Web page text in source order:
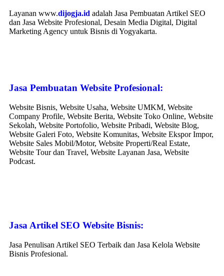
Layanan www.dijogja.id adalah Jasa Pembuatan Artikel SEO
dan Jasa Website Profesional, Desain Media Digital, Digital
Marketing Agency untuk Bisnis di Yogyakarta.
Jasa Pembuatan Website Profesional:
Website Bisnis, Website Usaha, Website UMKM, Website
Company Profile, Website Berita, Website Toko Online, Website
Sekolah, Website Portofolio, Website Pribadi, Website Blog,
Website Galeri Foto, Website Komunitas, Website Ekspor Impor,
Website Sales Mobil/Motor, Website Properti/Real Estate,
Website Tour dan Travel, Website Layanan Jasa, Website
Podcast.
Jasa Artikel SEO Website Bisnis:
Jasa Penulisan Artikel SEO Terbaik dan Jasa Kelola Website
Bisnis Profesional.